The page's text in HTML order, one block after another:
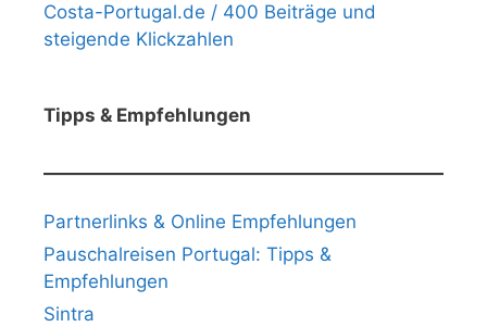
Costa-Portugal.de / 400 Beiträge und
steigende Klickzahlen
Tipps & Empfehlungen
Partnerlinks & Online Empfehlungen
Pauschalreisen Portugal: Tipps &
Empfehlungen
Sintra